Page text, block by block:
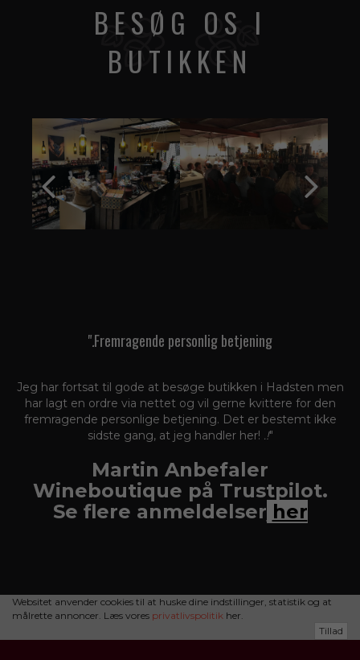
BESØG OS I
BUTIKKEN
".Fremragende personlig betjening
Jeg har fortsat til gode at besøge butikken i Hadsten men
har lagt en ordre via nettet og vil gerne kvittere for den
fremragende personlige betjening. Det er bestemt ikke
sidste gang, at jeg handler her! .!"
Martin Anbefaler
Wineboutique på Trustpilot.
Se flere anmeldelser her
Websitet anvender cookies til at huske dine indstillinger, statistik og at
målrette annoncer. Læs vores privatlivspolitik her.
Tillad